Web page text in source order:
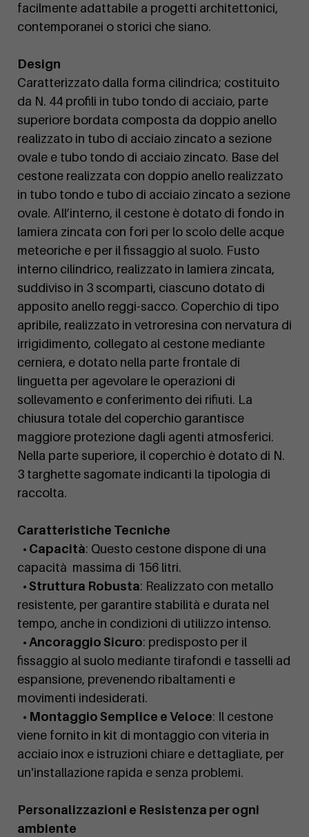
facilmente adattabile a progetti architettonici,
contemporanei o storici che siano.
Design
Caratterizzato dalla forma cilindrica; costituito
da N. 44 profili in tubo tondo di acciaio, parte
superiore bordata composta da doppio anello
realizzato in tubo di acciaio zincato a sezione
ovale e tubo tondo di acciaio zincato. Base del
cestone realizzata con doppio anello realizzato
in tubo tondo e tubo di acciaio zincato a sezione
ovale. All’interno, il cestone è dotato di fondo in
lamiera zincata con fori per lo scolo delle acque
meteoriche e per il fissaggio al suolo. Fusto
interno cilindrico, realizzato in lamiera zincata,
suddiviso in 3 scomparti, ciascuno dotato di
apposito anello reggi-sacco. Coperchio di tipo
apribile, realizzato in vetroresina con nervatura di
irrigidimento, collegato al cestone mediante
cerniera, e dotato nella parte frontale di
linguetta per agevolare le operazioni di
sollevamento e conferimento dei rifiuti. La
chiusura totale del coperchio garantisce
maggiore protezione dagli agenti atmosferici.
Nella parte superiore, il coperchio è dotato di N.
3 targhette sagomate indicanti la tipologia di
raccolta.
Caratteristiche Tecniche
• Capacità: Questo cestone dispone di una
capacità massima di 156 litri.
• Struttura Robusta: Realizzato con metallo
resistente, per garantire stabilità e durata nel
tempo, anche in condizioni di utilizzo intenso.
• Ancoraggio Sicuro: predisposto per il
fissaggio al suolo mediante tirafondi e tasselli ad
espansione, prevenendo ribaltamenti e
movimenti indesiderati.
• Montaggio Semplice e Veloce: Il cestone
viene fornito in kit di montaggio con viteria in
acciaio inox e istruzioni chiare e dettagliate, per
un'installazione rapida e senza problemi.
Personalizzazioni e Resistenza per ogni
ambiente